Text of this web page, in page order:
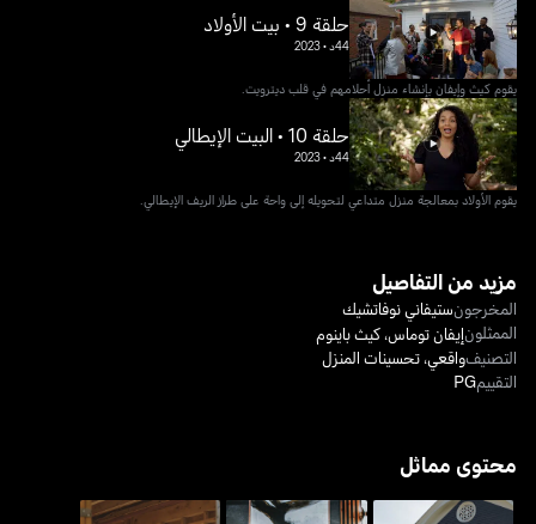
حلقة 9 • بيت الأولاد
44د •
2023
يقوم كيث وإيفان بإنشاء منزل أحلامهم في قلب ديترويت.
حلقة 10 • البيت الإيطالي
44د •
2023
يقوم الأولاد بمعالجة منزل متداعي لتحويله إلى واحة على طراز الريف الإيطالي.
مزيد من التفاصيل
المخرجونستيفاني نوفاتشيك
الممثلونإيفان توماس،كيث باينوم
التصنيفواقعي،تحسينات المنزل
التقييمPG
محتوى مماثل